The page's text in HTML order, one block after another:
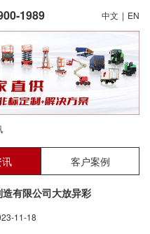
1989 中文 | EN
客户案例
有限公司大放异彩
11-18